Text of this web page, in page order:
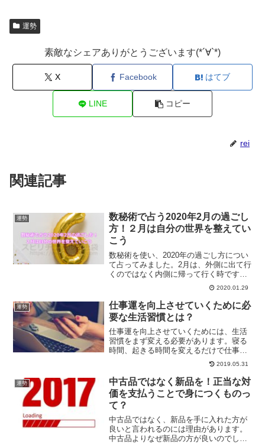
運勢
素敵なシェアありがとうございます(*´∀`*)
X Facebook はてブ
LINE コピー
rei
関連記事
運勢
数秘術で占う2020年2月の過ごし
方！２月は自分の世界を整えてい
こう
数秘術を使い、2020年の過ごし方につい
て占ってみました。2月は、外側に出て行
くのではなく内側に帰って行く時です。
自分の世界を整えて行くと良い2月の過ご
2020.01.29
運勢
仕事運を向上させていくために必
要な生活習慣とは？
仕事運を向上させていくためには、生活
習慣をまず変える必要があります。寝る
時間、起きる時間を変えるだけで仕事運
がアップすると風水的には言われていま
す。また、靴をチェックしてみてくださ
い。靴に仕事運アップのカギは隠されて
いるのです。
2019.05.31
運勢
中古品ではなく新品を！正当な対
価を支払うことで身につくものっ
て？
中古品ではなく、新品を手に入れた方が
良いと言われるのには理由があります。
中古品よりなぜ新品の方が良いのでしょ